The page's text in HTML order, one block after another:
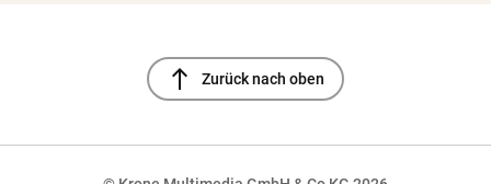
north Zurück nach oben